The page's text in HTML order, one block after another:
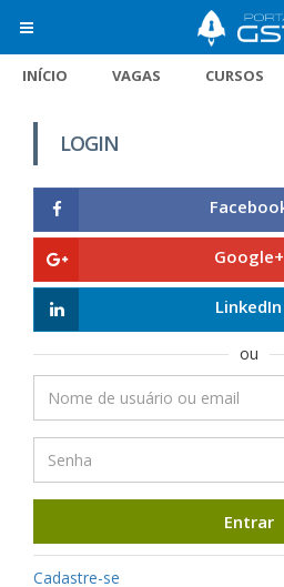
INÍCIO VAGAS CURSOS
LOGIN
Google+
LinkedIn
ou
Entrar
Cadastre-se